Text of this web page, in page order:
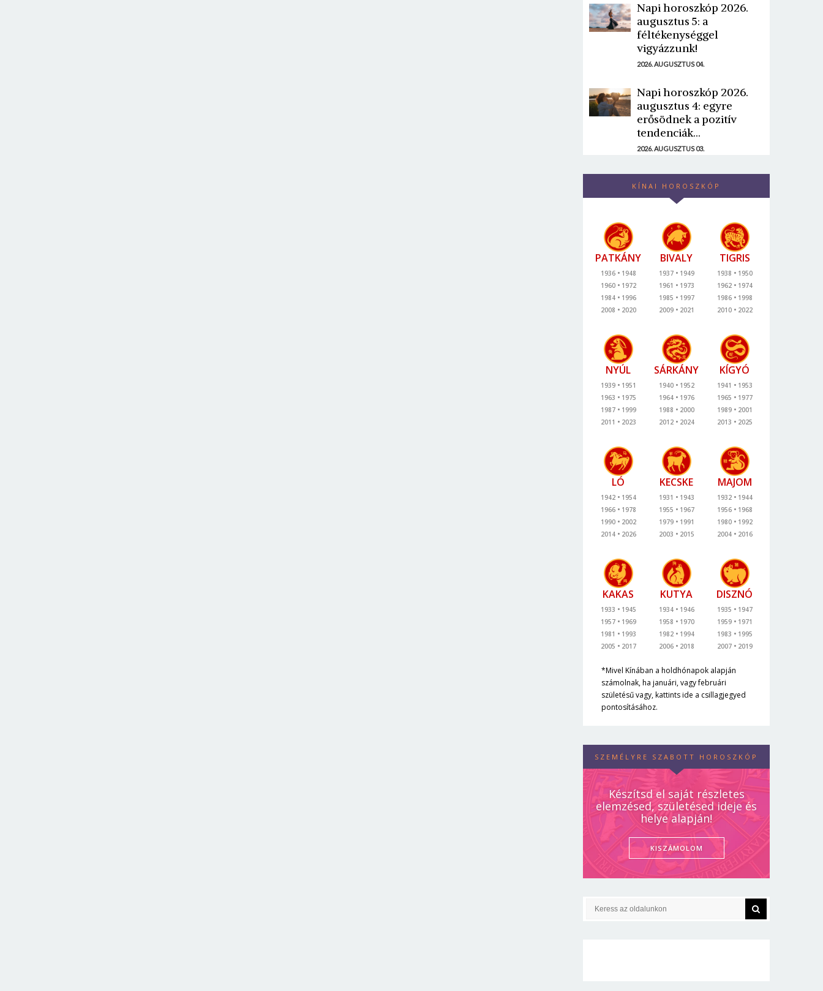
Napi horoszkóp 2026.
augusztus 5: a
féltékenységgel
vigyázzunk!
2026. AUGUSZTUS 04.
Napi horoszkóp 2026.
augusztus 4: egyre
erősödnek a pozitív
tendenciák...
2026. AUGUSZTUS 03.
KÍNAI HOROSZKÓP
PATKÁNY
1936
1948
1960
1972
1984
1996
2008
2020
BIVALY
1937
1949
1961
1973
1985
1997
2009
2021
TIGRIS
1938
1950
1962
1974
1986
1998
2010
2022
NYÚL
1939
1951
1963
1975
1987
1999
2011
2023
SÁRKÁNY
1940
1952
1964
1976
1988
2000
2012
2024
KÍGYÓ
1941
1953
1965
1977
1989
2001
2013
2025
LÓ
1942
1954
1966
1978
1990
2002
2014
2026
KECSKE
1931
1943
1955
1967
1979
1991
2003
2015
MAJOM
1932
1944
1956
1968
1980
1992
2004
2016
KAKAS
1933
1945
1957
1969
1981
1993
2005
2017
KUTYA
1934
1946
1958
1970
1982
1994
2006
2018
DISZNÓ
1935
1947
1959
1971
1983
1995
2007
2019
*Mivel Kínában a holdhónapok alapján
számolnak, ha januári, vagy februári
születésű vagy, kattints ide a csillagjegyed
pontosításához.
SZEMÉLYRE SZABOTT HOROSZKÓP
Készítsd el saját részletes
elemzésed, születésed ideje és
helye alapján!
KISZÁMOLOM